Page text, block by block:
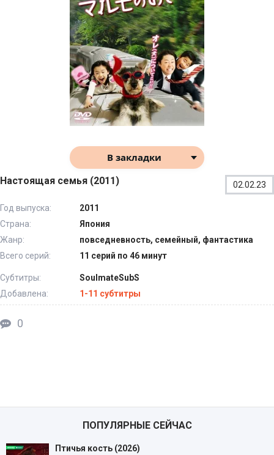
В закладки
Настоящая семья (2011) 02.02.23
Год выпуска:
2011
Страна:
Япония
Жанр:
повседневность, семейный, фантастика
Всего серий:
11 серий по 46 минут
Субтитры:
SoulmateSubS
Добавлена:
1-11 субтитры
0
ПОПУЛЯРНЫЕ СЕЙЧАС
Птичья кость (2026)